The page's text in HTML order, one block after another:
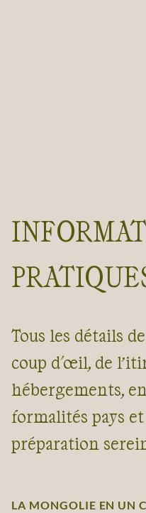
Tous les détails
coup d'œil, de
hébergements,
formalités pays
préparation
LA MONGOLIE EN UN